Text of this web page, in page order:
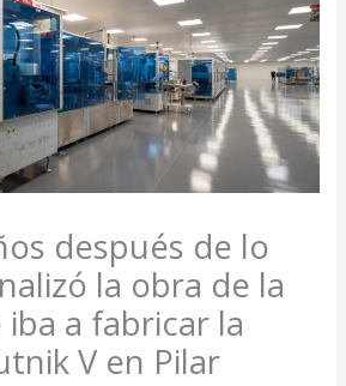
después de lo
la obra de la
a fabricar la
V en Pilar